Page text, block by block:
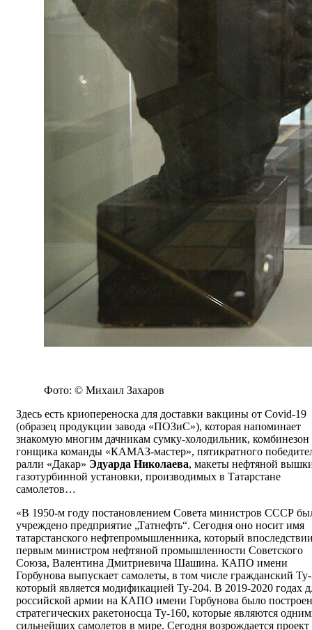
Фото: © Михаил Захаров
Здесь есть криопереноска для доставки вакцины от Covid-19
(образец продукции завода «ПОЗиС»), которая напоминает
знакомую многим дачникам сумку-холодильник, комбинезон
гонщика команды «КАМАЗ-мастер», пятикратного
ралли «Дакар» Эдуарда Николаева, макеты нефтяной
газотурбинной установки, производимых в Татарстане
самолетов…
«В 1950-м году постановлением Совета министров СССР
учреждено предприятие „Татнефть“. Сегодня оно носит имя
татарстанского нефтепромышленника, который
первым министром нефтяной промышленности Советского
Союза, Валентина Дмитриевича Шашина. КАПО имени
Горбунова выпускает самолеты, в том числе гражданский
который является модификацией Ту-204. В 2019-2020 годах
российской армии на КАПО имени Горбунова было
стратегических ракетоносца Ту-160, которые являются
сильнейших самолетов в мире. Сегодня возрождается проект